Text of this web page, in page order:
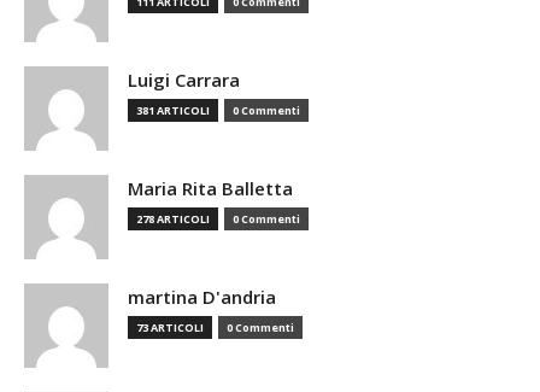
Luigi Carrara
381 ARTICOLI 0 Commenti
Maria Rita Balletta
278 ARTICOLI 0 Commenti
martina D'andria
73 ARTICOLI 0 Commenti